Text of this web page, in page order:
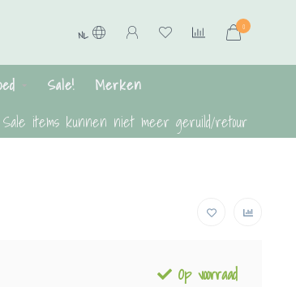
NL
0
Sale! Merken
Sale items kunnen niet meer geruild/retour
Op voorraad